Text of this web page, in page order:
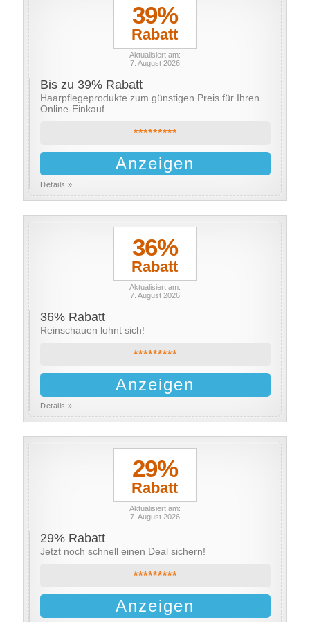
39%
Rabatt
Aktualisiert am:
7. August 2026
Bis zu 39% Rabatt
Haarpflegeprodukte zum günstigen Preis für Ihren
Online-Einkauf
*********
Anzeigen
Details »
36%
Rabatt
Aktualisiert am:
7. August 2026
36% Rabatt
Reinschauen lohnt sich!
*********
Anzeigen
Details »
29%
Rabatt
Aktualisiert am:
7. August 2026
29% Rabatt
Jetzt noch schnell einen Deal sichern!
*********
Anzeigen